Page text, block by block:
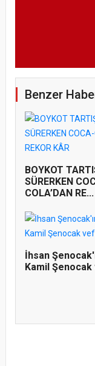
Benzer
BOYKOT
SÜRERKEN
COLA’DAN RE...
İhsan
Kamil